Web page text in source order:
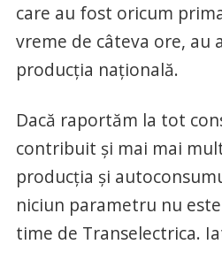
care au fost oricum
vreme de câteva ore, au
producția națională.
Dacă raportăm la tot
contribuit și mai mai
producția și
niciun parametru nu
time de Transelectrica.